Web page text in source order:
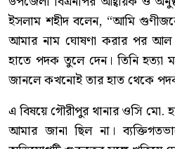
ইসলাম শহীদ বলেন, “আমি
আমার নাম ঘোষণা করার পর
হাতে পদক তুলে দেন। তিনি
জানলে কখনোই তার হাত থেকে
এ বিষয়ে গৌরীপুর থানার ওসি মো.
আমার জানা ছিল না।